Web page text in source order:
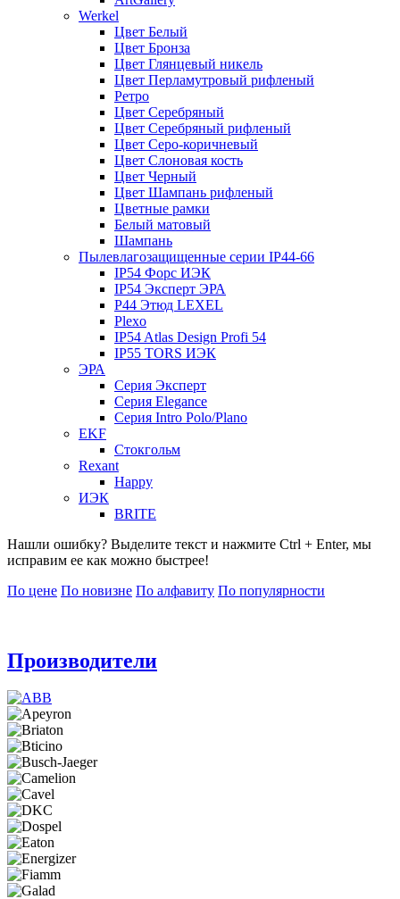
Werkel
Цвет Белый
Цвет Бронза
Цвет Глянцевый никель
Цвет Перламутровый рифленый
Ретро
Цвет Серебряный
Цвет Серебряный рифленый
Цвет Серо-коричневый
Цвет Слоновая кость
Цвет Черный
Цвет Шампань рифленый
Цветные рамки
Белый матовый
Шампань
Пылевлагозащищенные серии IP44-66
IP54 Форс ИЭК
IP54 Эксперт ЭРА
P44 Этюд LEXEL
Plexo
IP54 Atlas Design Profi 54
IP55 TORS ИЭК
ЭРА
Серия Эксперт
Серия Elegance
Серия Intro Polo/Plano
EKF
Стокгольм
Rexant
Happy
ИЭК
BRITE
Нашли ошибку? Выделите текст и нажмите Ctrl + Enter, мы
исправим ее как можно быстрее!
По цене По новизне По алфавиту По популярности
Производители